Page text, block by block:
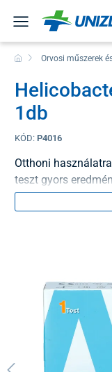
Orvosi műszerek
1db
KÓD: P4016
Otthoni
teszt gyors